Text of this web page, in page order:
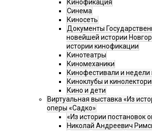
Кинофикация
Синема
Киносеть
Документы
новейшей истории
истории кинофикации
Кинотеатры
Киномеханики
Кинофестивали и недели
Киноклубы и
Кино и дети
Виртуальная выставка «Из
оперы «Садко»
«Из истории постановок
Николай Андреевич